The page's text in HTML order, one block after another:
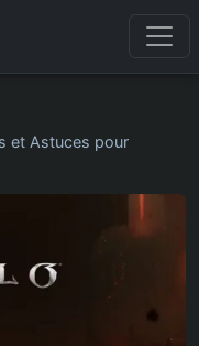
et Astuces pour